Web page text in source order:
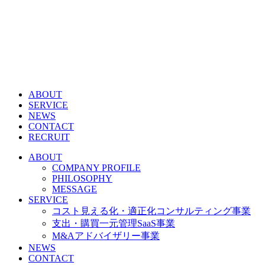
ABOUT
SERVICE
NEWS
CONTACT
RECRUIT
ABOUT
COMPANY PROFILE
PHILOSOPHY
MESSAGE
SERVICE
コスト見える化・適正化コンサルティング事業
支出・購買一元管理SaaS事業
M&Aアドバイザリー事業
NEWS
CONTACT